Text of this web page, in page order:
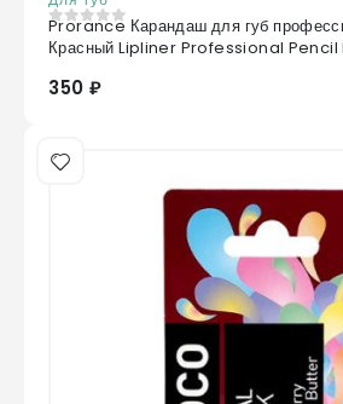
0 из 5
Prorance Карандаш для губ
Красный Lipliner Professional Pencil
350 ₽